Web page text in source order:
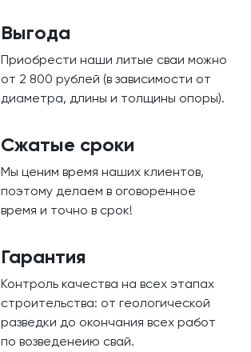
Выгода
Приобрести наши литые сваи можно
от 2 800 рублей (в зависимости от
диаметра, длины и толщины опоры).
Сжатые сроки
Мы ценим время наших клиентов,
поэтому делаем в оговоренное
время и точно в срок!
Гарантия
Контроль качества на всех этапах
строительства: от геологической
разведки до окончания всех работ
по возведенеию свай.